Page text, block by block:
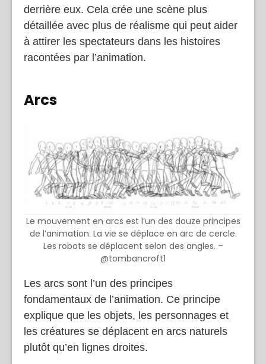
derrière eux. Cela crée une scène plus
détaillée avec plus de réalisme qui peut aider
à attirer les spectateurs dans les histoires
racontées par l’animation.
Arcs
Le mouvement en arcs est l’un des douze principes
de l’animation. La vie se déplace en arc de cercle.
Les robots se déplacent selon des angles. –
@tombancroft1
Les arcs sont l’un des principes
fondamentaux de l’animation. Ce principe
explique que les objets, les personnages et
les créatures se déplacent en arcs naturels
plutôt qu’en lignes droites.